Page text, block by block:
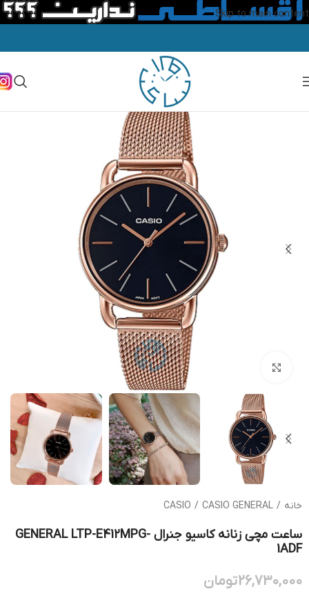
Skip to main content
خانه /
CASIO / CASIO GENERAL
ساعت مچی زنانه کاسیو جنرال GENERAL LTP-E412MPG-
1ADF
26,730,000تومان